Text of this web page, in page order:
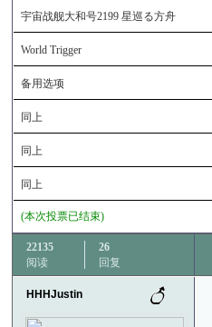
宇宙战舰大和号2199 星巡る方舟
World Trigger
备用选项
同上
同上
同上
(本次投票已结束)
22135
阅读
26
回复
HHHJustin